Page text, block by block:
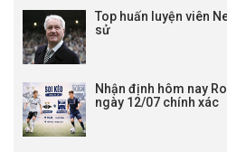
Top huấn luyện viên
sử
Nhận định hôm nay
ngày 12/07 chính xác